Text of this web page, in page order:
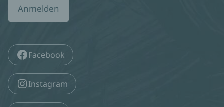
Anmelden
Facebook
Instagram